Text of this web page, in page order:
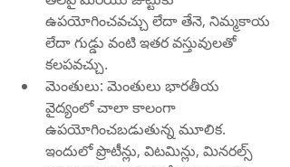
ఉపయోగించవచ్చు లేదా తేనె, నిమ్మకాయ
లేదా గుడ్డు వంటి ఇతర వస్తువులతో
కలపవచ్చు.
మెంతులు: మెంతులు భారతీయ
వైద్యంలో చాలా కాలంగా
ఉపయోగించబడుతున్న మూలిక.
ఇందులో ప్రొటీన్లు, విటమిన్లు, మినరల్స్